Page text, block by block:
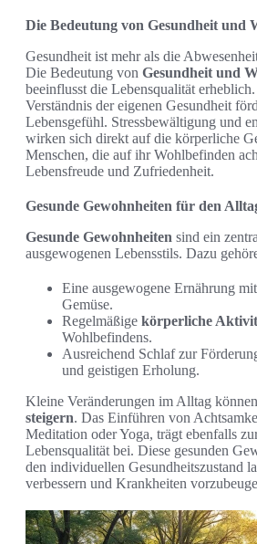
Die Bedeutung von Gesundheit und
Gesundheit ist mehr als die
Die Bedeutung von Gesundheit und
beeinflusst die Lebensqualität
Verständnis der eigenen Gesundheit
Lebensgefühl. Stressbewältigung und
wirken sich direkt auf die körperliche
Menschen, die auf ihr Wohlbefinden
Lebensfreude und Zufriedenheit.
Gesunde Gewohnheiten für den
Gesunde Gewohnheiten sind ein
ausgewogenen Lebensstils. Dazu
Eine ausgewogene Ernährung
Gemüse.
Regelmäßige körperliche
Wohlbefindens.
Ausreichend Schlaf zur
und geistigen Erholung.
Kleine Veränderungen im Alltag
steigern. Das Einführen von
Meditation oder Yoga, trägt ebenfalls
Lebensqualität bei. Diese gesunden
den individuellen Gesundheitszustand
verbessern und Krankheiten